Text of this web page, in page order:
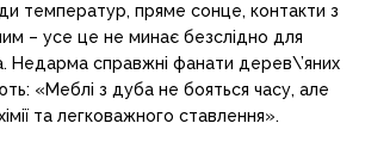
температур, пряме сонце, контакти з
– усе це не минає безслідно для
Недарма справжні фанати дерев\’яних
«Меблі з дуба не бояться часу, але
та легковажного ставлення».